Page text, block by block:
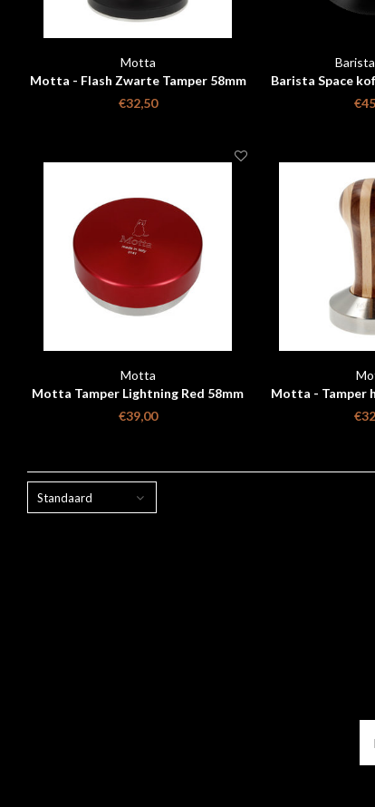
Motta
Motta - Flash Zwarte Tamper 58mm
€32,50
Barista Space
Motta
Motta Tamper Lightning Red 58mm
€39,00
Motta - Tamper
58
Standaard